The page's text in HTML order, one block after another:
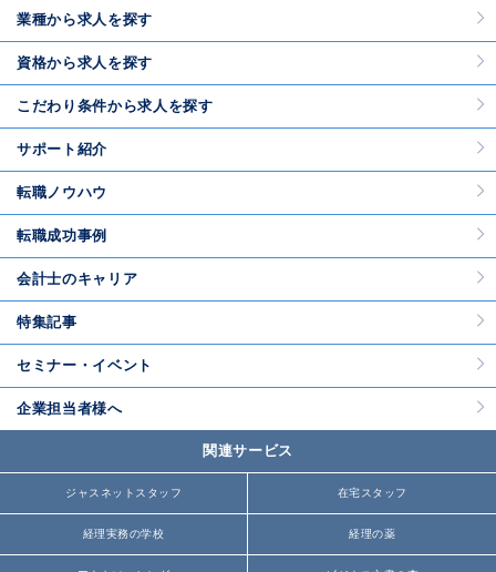
業種から求人を探す
資格から求人を探す
こだわり条件から求人を探す
サポート紹介
転職ノウハウ
転職成功事例
会計士のキャリア
特集記事
セミナー・イベント
企業担当者様へ
関連サービス
ジャスネットスタッフ 在宅スタッフ
経理実務の学校 経理の薬